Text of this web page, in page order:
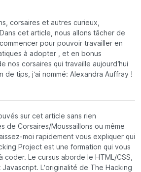
corsaires et autres curieux,
cet article, nous allons tâcher de
pour pouvoir travailler en
à adopter , et en bonus
nos corsaires qui travaille aujourd’hui
de tips, j’ai nommé: Alexandra Auffray !
sur cet article sans rien
de Corsaires/Moussaillons ou même
moi rapidement vous expliquer qui
Project est une formation qui vous
coder. Le cursus aborde le HTML/CSS,
Javascript. L’originalité de The Hacking